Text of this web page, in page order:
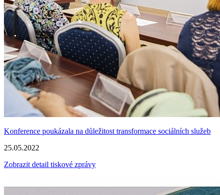
Konference poukázala na důležitost transformace sociálních služeb
25.05.2022
Zobrazit detail tiskové zprávy